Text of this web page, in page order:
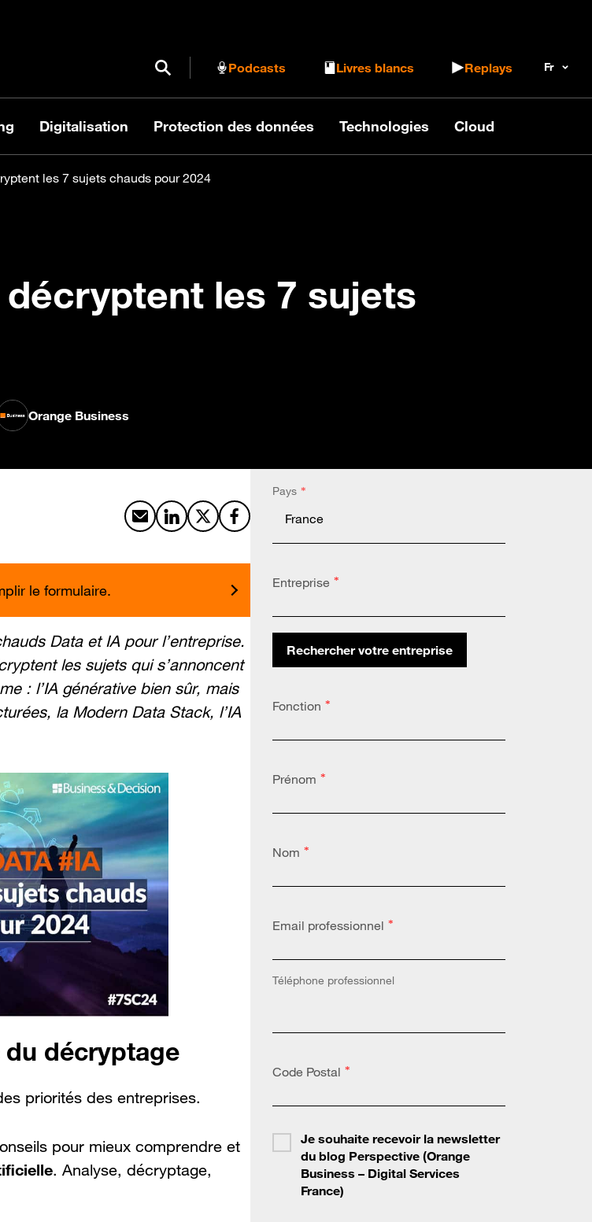
Ouvrir / Fermer le formulaire de recherche
Podcasts Livres blancs Replays
Digitalisation Protection des données Technologies Cloud
les 7 sujets chauds pour 2024
les 7 sujets
Orange Business
Partager par email
Partager sur LinkedIn
Partager sur X
Partager sur Facebook
le formulaire.
Data et IA pour l’entreprise.
les sujets qui s’annoncent
: l’IA générative bien sûr, mais
la Modern Data Stack, l’IA
du décryptage
priorités des entreprises.
pour mieux comprendre et
. Analyse, décryptage,
*
Pays
*
Entreprise
Rechercher votre entreprise
*
Fonction
*
Prénom
*
Nom
*
Email professionnel
Téléphone professionnel
*
Code Postal
Je souhaite recevoir la newsletter
du blog Perspective (Orange
Business – Digital Services
France)